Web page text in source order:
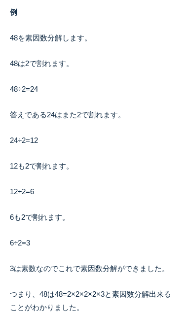
例
48を素因数分解します。
48は2で割れます。
48÷2=24
答えである24はまた2で割れます。
24÷2=12
12も2で割れます。
12÷2=6
6も2で割れます。
6÷2=3
3は素数なのでこれで素因数分解ができました。
つまり、48は48=2×2×2×2×3と素因数分解出来る
ことがわかりました。